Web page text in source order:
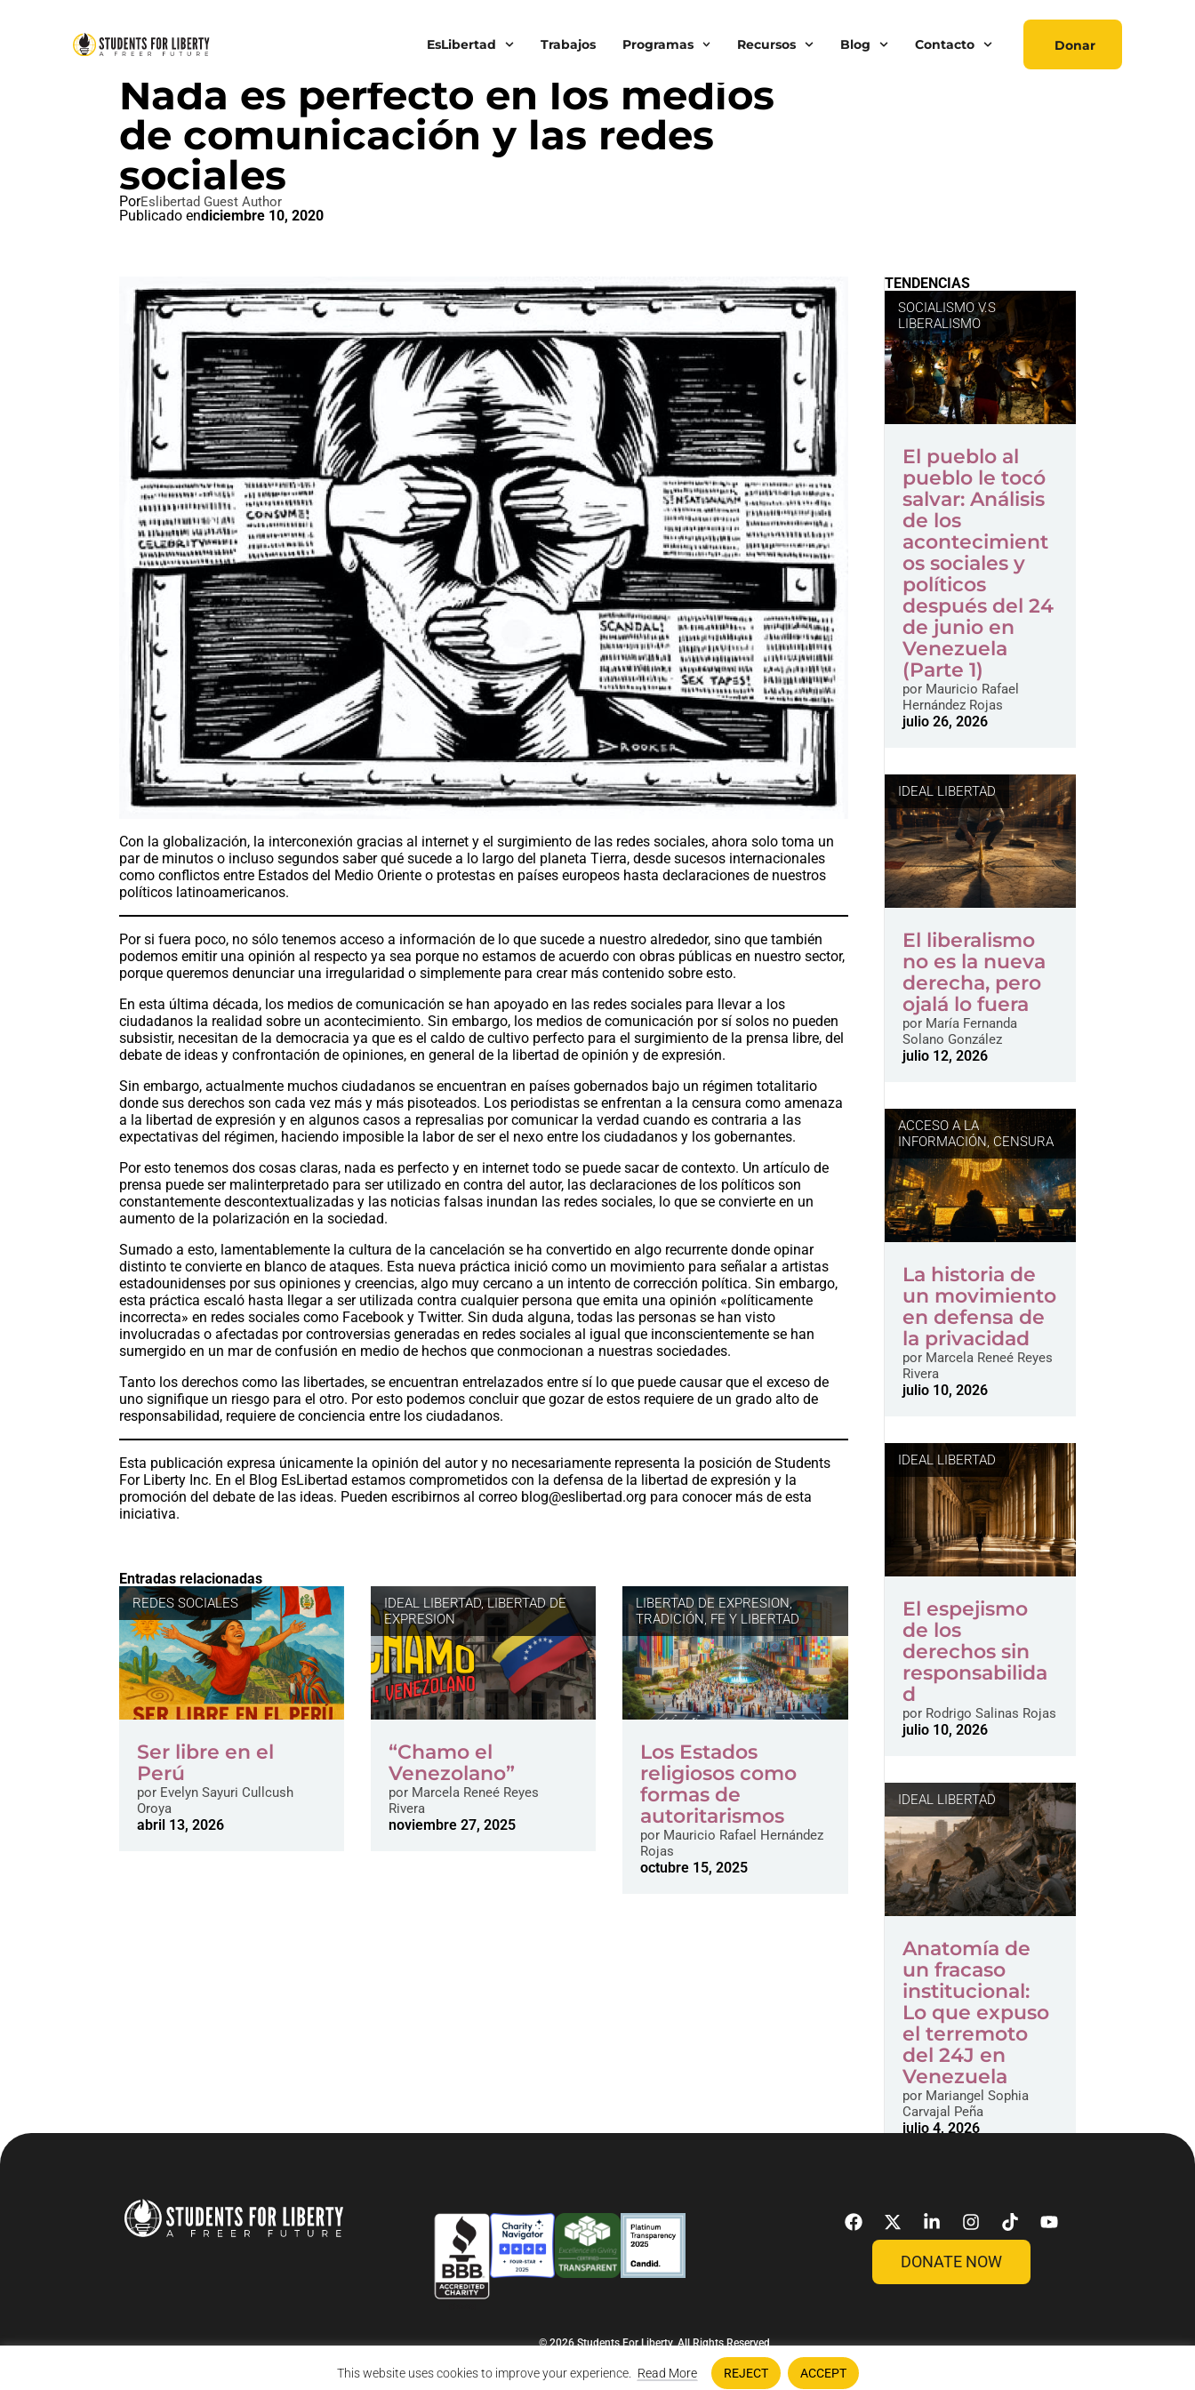
This website uses cookies to improve your experience. Read More REJECT ACCEPT
EsLibertad Trabajos Programas Recursos Blog Contacto Donar
Nada es perfecto en los medios
de comunicación y las redes
sociales
PorEslibertad Guest Author
Publicado endiciembre 10, 2020
Con la globalización, la interconexión gracias al internet y el surgimiento de las redes sociales, ahora solo toma un
par de minutos o incluso segundos saber qué sucede a lo largo del planeta Tierra, desde sucesos internacionales
como conflictos entre Estados del Medio Oriente o protestas en países europeos hasta declaraciones de nuestros
políticos latinoamericanos.
Por si fuera poco, no sólo tenemos acceso a información de lo que sucede a nuestro alrededor, sino que también
podemos emitir una opinión al respecto ya sea porque no estamos de acuerdo con obras públicas en nuestro sector,
porque queremos denunciar una irregularidad o simplemente para crear más contenido sobre esto.
En esta última década, los medios de comunicación se han apoyado en las redes sociales para llevar a los
ciudadanos la realidad sobre un acontecimiento. Sin embargo, los medios de comunicación por sí solos no pueden
subsistir, necesitan de la democracia ya que es el caldo de cultivo perfecto para el surgimiento de la prensa libre, del
debate de ideas y confrontación de opiniones, en general de la libertad de opinión y de expresión.
Sin embargo, actualmente muchos ciudadanos se encuentran en países gobernados bajo un régimen totalitario
donde sus derechos son cada vez más y más pisoteados. Los periodistas se enfrentan a la censura como amenaza
a la libertad de expresión y en algunos casos a represalias por comunicar la verdad cuando es contraria a las
expectativas del régimen, haciendo imposible la labor de ser el nexo entre los ciudadanos y los gobernantes.
Por esto tenemos dos cosas claras, nada es perfecto y en internet todo se puede sacar de contexto. Un artículo de
prensa puede ser malinterpretado para ser utilizado en contra del autor, las declaraciones de los políticos son
constantemente descontextualizadas y las noticias falsas inundan las redes sociales, lo que se convierte en un
aumento de la polarización en la sociedad.
Sumado a esto, lamentablemente la cultura de la cancelación se ha convertido en algo recurrente donde opinar
distinto te convierte en blanco de ataques. Esta nueva práctica inició como un movimiento para señalar a artistas
estadounidenses por sus opiniones y creencias, algo muy cercano a un intento de corrección política. Sin embargo,
esta práctica escaló hasta llegar a ser utilizada contra cualquier persona que emita una opinión «políticamente
incorrecta» en redes sociales como Facebook y Twitter. Sin duda alguna, todas las personas se han visto
involucradas o afectadas por controversias generadas en redes sociales al igual que inconscientemente se han
sumergido en un mar de confusión en medio de hechos que conmocionan a nuestras sociedades.
Tanto los derechos como las libertades, se encuentran entrelazados entre sí lo que puede causar que el exceso de
uno signifique un riesgo para el otro. Por esto podemos concluir que gozar de estos requiere de un grado alto de
responsabilidad, requiere de conciencia entre los ciudadanos.
Esta publicación expresa únicamente la opinión del autor y no necesariamente representa la posición de Students
For Liberty Inc. En el Blog EsLibertad estamos comprometidos con la defensa de la libertad de expresión y la
promoción del debate de las ideas. Pueden escribirnos al correo blog@eslibertad.org para conocer más de esta
iniciativa.
Entradas relacionadas
REDES SOCIALES
Ser libre en el
Perú
por Evelyn Sayuri Cullcush
Oroya
abril 13, 2026
IDEAL LIBERTAD,LIBERTAD DE
EXPRESION
“Chamo el
Venezolano”
por Marcela Reneé Reyes
Rivera
noviembre 27, 2025
LIBERTAD DE EXPRESION,
TRADICIÓN, FE Y LIBERTAD
Los Estados
religiosos como
formas de
autoritarismos
por Mauricio Rafael Hernández
Rojas
octubre 15, 2025
TENDENCIAS
SOCIALISMO V.S
LIBERALISMO
El pueblo al
pueblo le tocó
salvar: Análisis
de los
acontecimient
os sociales y
políticos
después del 24
de junio en
Venezuela
(Parte 1)
porMauricio Rafael
Hernández Rojas
julio 26, 2026
IDEAL LIBERTAD
El liberalismo
no es la nueva
derecha, pero
ojalá lo fuera
porMaría Fernanda
Solano González
julio 12, 2026
ACCESO A LA
INFORMACIÓN, CENSURA
La historia de
un movimiento
en defensa de
la privacidad
porMarcela Reneé Reyes
Rivera
julio 10, 2026
IDEAL LIBERTAD
El espejismo
de los
derechos sin
responsabilida
d
porRodrigo Salinas Rojas
julio 10, 2026
IDEAL LIBERTAD
Anatomía de
un fracaso
institucional:
Lo que expuso
el terremoto
del 24J en
Venezuela
porMariangel Sophia
Carvajal Peña
julio 4, 2026
© 2026 Students For Liberty, All Rights Reserved
Contact Us
DONATE NOW